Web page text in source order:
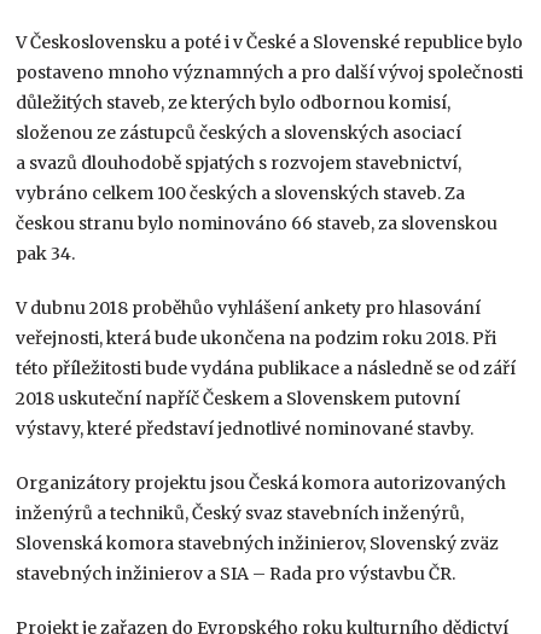
V Československu a poté i v České a Slovenské republice bylo
postaveno mnoho významných a pro další vývoj společnosti
důležitých staveb, ze kterých bylo odbornou komisí,
složenou ze zástupců českých a slovenských asociací
a svazů dlouhodobě spjatých s rozvojem stavebnictví,
vybráno celkem 100 českých a slovenských staveb. Za
českou stranu bylo nominováno 66 staveb, za slovenskou
pak 34.
V dubnu 2018 proběhůo vyhlášení ankety pro hlasování
veřejnosti, která bude ukončena na podzim roku 2018. Při
této příležitosti bude vydána publikace a následně se od září
2018 uskuteční napříč Českem a Slovenskem putovní
výstavy, které představí jednotlivé nominované stavby.
Organizátory projektu jsou Česká komora autorizovaných
inženýrů a techniků, Český svaz stavebních inženýrů,
Slovenská komora stavebných inžinierov, Slovenský zväz
stavebných inžinierov a SIA – Rada pro výstavbu ČR.
Projekt je zařazen do Evropského roku kulturního dědictví